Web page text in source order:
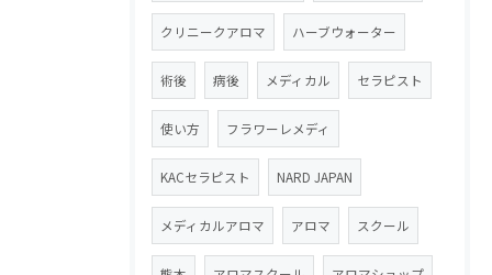
クリニークアロマ ハーブウォーター
術後 病後 メディカル セラピスト
使い方 フラワーレメディ
KACセラピスト NARD JAPAN
メディカルアロマ アロマ スクール